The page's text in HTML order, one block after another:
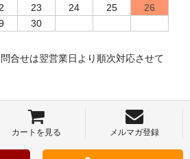
23 24 25
26
30
合せは翌営業日より順次対応させて
カートを見る メルマガ登録